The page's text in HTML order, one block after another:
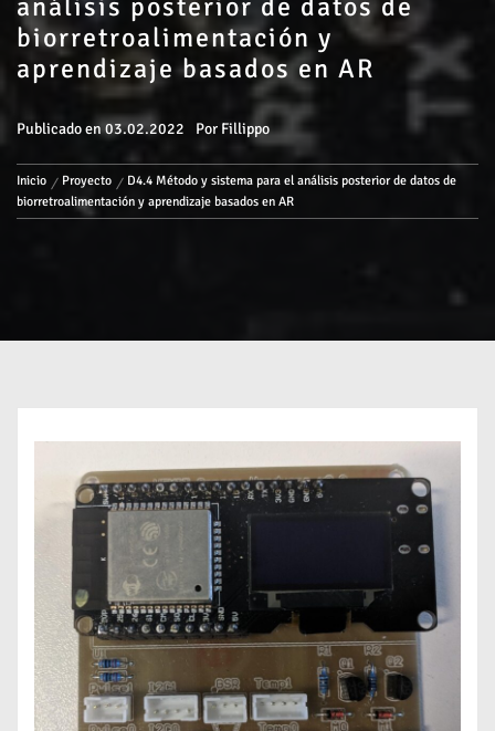
análisis posterior de datos de
biorretroalimentación y
aprendizaje basados en AR
Publicado en 03.02.2022 Por Fillippo
Inicio Proyecto
D4.4 Método y sistema para el análisis posterior de datos de
biorretroalimentación y aprendizaje basados en AR